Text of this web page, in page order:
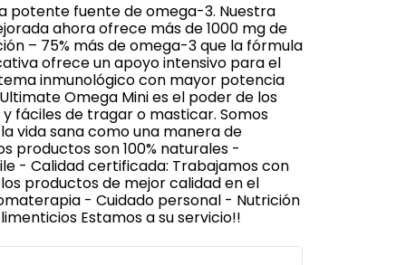
potente fuente de omega-3. Nuestra
ahora ofrece más de 1000 mg de
– 75% más de omega-3 que la fórmula
ofrece un apoyo intensivo para el
inmunológico con mayor potencia
Omega Mini es el poder de los
fáciles de tragar o masticar. Somos
vida sana como una manera de
productos son 100% naturales -
- Calidad certificada: Trabajamos con
productos de mejor calidad en el
- Cuidado personal - Nutrición
Estamos a su servicio!!